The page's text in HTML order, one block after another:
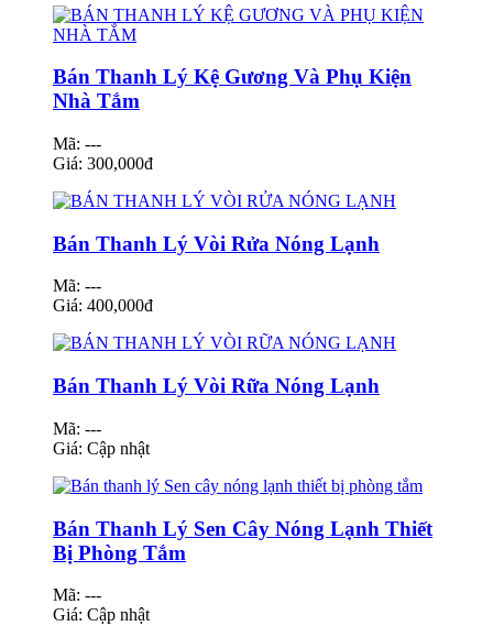
Bán Thanh Lý Kệ Gương Và Phụ Kiện
Nhà Tắm
Mã: ---
Giá: 300,000đ
Bán Thanh Lý Vòi Rửa Nóng Lạnh
Mã: ---
Giá: 400,000đ
Bán Thanh Lý Vòi Rữa Nóng Lạnh
Mã: ---
Giá: Cập nhật
Bán Thanh Lý Sen Cây Nóng Lạnh Thiết
Bị Phòng Tắm
Mã: ---
Giá: Cập nhật